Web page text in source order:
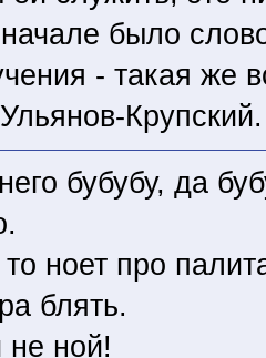
было
- такая же
Крупский.
бубубу, да
ноет про
блять.
не ной!